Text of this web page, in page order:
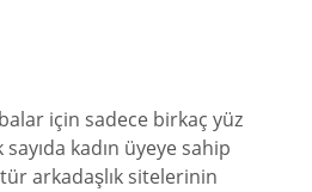
için sadece birkaç yüz
kadın üyeye sahip
tür arkadaşlık sitelerinin